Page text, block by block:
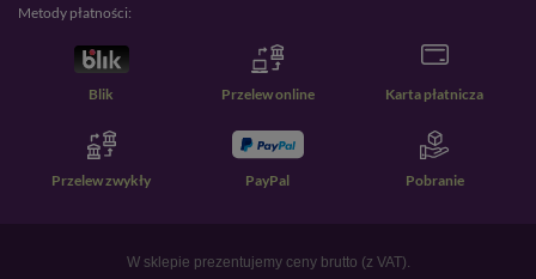
Metody płatności:
Blik Przelew online Karta płatnicza
Przelew zwykły PayPal Pobranie
W sklepie prezentujemy ceny brutto (z VAT).